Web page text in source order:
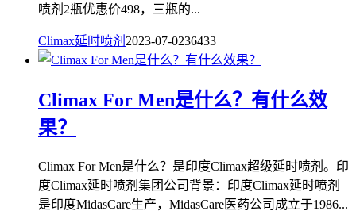
喷剂2瓶优惠价498，三瓶的...
Climax延时喷剂 2023-07-0236433
Climax For Men是什么？有什么效
果？
Climax For Men是什么？是印度Climax超级延时喷剂。印
度Climax延时喷剂集团公司背景：印度Climax延时喷剂
是印度MidasCare生产，MidasCare医药公司成立于1986...